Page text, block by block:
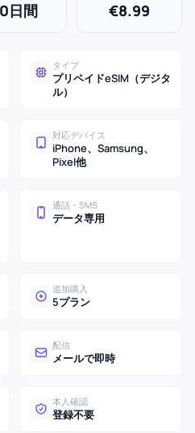
日間 €8.99
タイプ
プリペイドeSIM（デジタ
ル）
対応デバイス
iPhone、Samsung、
Pixel他
通話・SMS
データ専用
追加購入
5プラン
配信
メールで即時
本人確認
登録不要